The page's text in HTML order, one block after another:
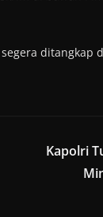
ditangkap
Kapolri